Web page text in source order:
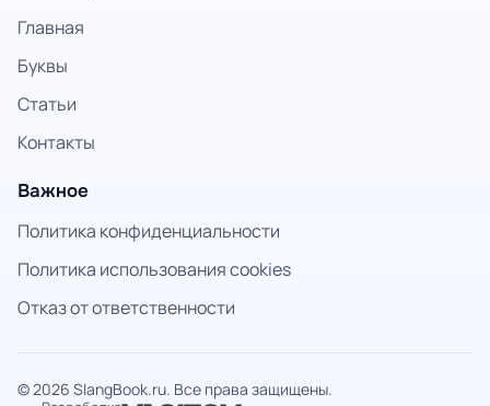
Главная
Буквы
Статьи
Контакты
Важное
Политика конфиденциальности
Политика использования cookies
Отказ от ответственности
© 2026 SlangBook.ru. Все права защищены.